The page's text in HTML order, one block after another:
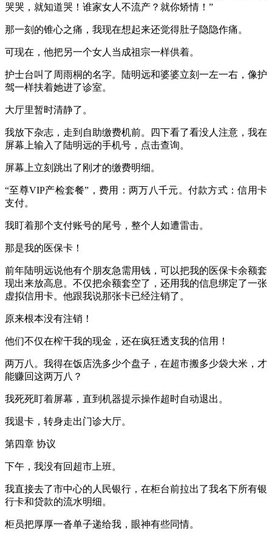
哭哭，就知道哭！谁家女人不流产？就你矫情！”
那一刻的锥心之痛，我现在想起来还觉得肚子隐隐作痛。
可现在，他把另一个女人当成祖宗一样供着。
护士台叫了周雨桐的名字。陆明远和婆婆立刻一左一右，像护
驾一样扶着她进了诊室。
大厅里暂时清静了。
我放下杂志，走到自助缴费机前。四下看了看没人注意，我在
屏幕上输入了陆明远的手机号，点击查询。
屏幕上立刻跳出了刚才的缴费明细。
“至尊VIP产检套餐”，费用：两万八千元。付款方式：信用卡
支付。
我盯着那个支付账号的尾号，整个人如遭雷击。
那是我的医保卡！
前年陆明远说他有个朋友急需用钱，可以把我的医保卡余额套
现出来放高息。不仅把余额套空了，还用我的信息绑定了一张
虚拟信用卡。他跟我说那张卡已经注销了。
原来根本没有注销！
他们不仅在榨干我的现金，还在疯狂透支我的信用！
两万八。我得在饭店洗多少个盘子，在超市搬多少袋大米，才
能赚回这两万八？
我死死盯着屏幕，直到机器提示操作超时自动退出。
我退卡，转身走出门诊大厅。
第四章 协议
下午，我没有回超市上班。
我直接去了市中心的人民银行，在柜台前拉出了我名下所有银
行卡和贷款的流水明细。
柜员把厚厚一沓单子递给我，眼神有些同情。